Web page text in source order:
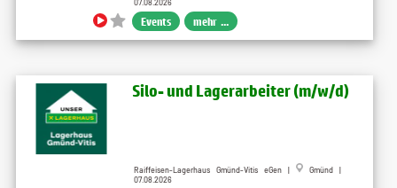
07.08.2026
Events mehr ...
Silo- und Lagerarbeiter (m/w/d)
Raiffeisen-Lagerhaus Gmünd-Vitis eGen |
Gmünd |
07.08.2026